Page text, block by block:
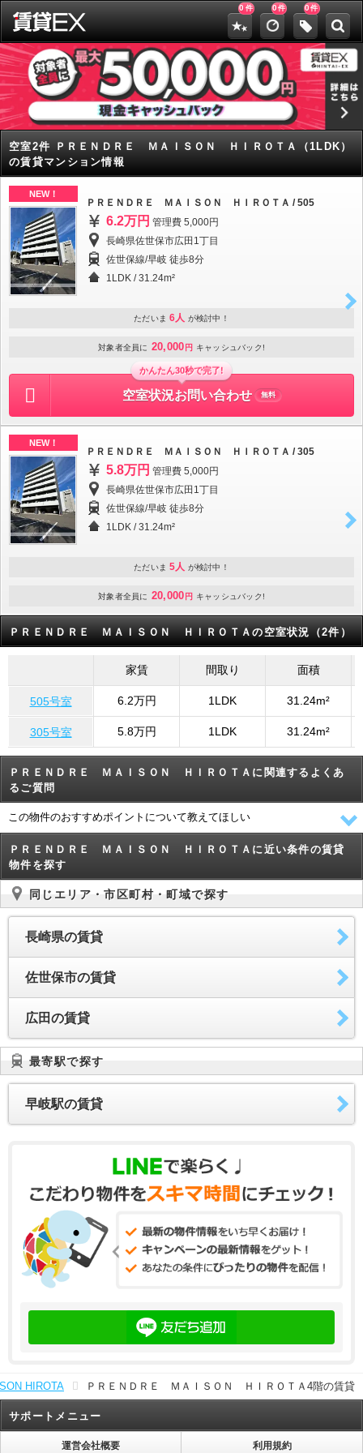
0 件 0件 0件
空室2件 ＰＲＥＮＤＲＥ ＭＡＩＳＯＮ ＨＩＲＯＴＡ（1LDK）
の賃貸マンション情報
NEW！
ＰＲＥＮＤＲＥ ＭＡＩＳＯＮ ＨＩＲＯＴＡ / 505
6.2万円 管理費 5,000円
長崎県佐世保市広田1丁目
佐世保線/早岐 徒歩8分
1LDK /31.24m²
ただいま 6人 が検討中！
対象者全員に 20,000 円 キャッシュバック!
かんたん30秒で完了!
空室状況お問い合わせ 無料
NEW！
ＰＲＥＮＤＲＥ ＭＡＩＳＯＮ ＨＩＲＯＴＡ / 305
5.8万円 管理費 5,000円
長崎県佐世保市広田1丁目
佐世保線/早岐 徒歩8分
1LDK /31.24m²
ただいま 5人 が検討中！
対象者全員に 20,000 円 キャッシュバック!
ＰＲＥＮＤＲＥ ＭＡＩＳＯＮ ＨＩＲＯＴＡの空室状況（2件）
家賃 間取り 面積
505号室 6.2万円 1LDK 31.24m²
305号室 5.8万円 1LDK 31.24m²
ＰＲＥＮＤＲＥ ＭＡＩＳＯＮ ＨＩＲＯＴＡに関連するよくあ
るご質問
この物件のおすすめポイントについて教えてほしい
ＰＲＥＮＤＲＥ ＭＡＩＳＯＮ ＨＩＲＯＴＡに近い条件の賃貸
物件を探す
同じエリア・市区町村・町域で探す
長崎県の賃貸
佐世保市の賃貸
広田の賃貸
最寄駅で探す
早岐駅の賃貸
HIROTA ＰＲＥＮＤＲＥ ＭＡＩＳＯＮ ＨＩＲＯＴＡ4階の賃貸
サポートメニュー
運営会社概要 利用規約